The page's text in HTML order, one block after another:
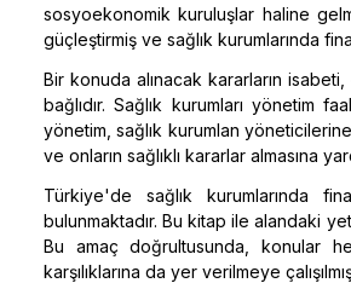
sosyoekonomik kuruluşlar haline
güçleştirmiş ve sağlık kurumlarında
Bir konuda alınacak kararların
bağlıdır. Sağlık kurumları yönetim
yönetim, sağlık kurumlan
ve onların sağlıklı kararlar almasına
Türkiye'de sağlık kurumlarında
bulunmaktadır. Bu kitap ile alandaki
Bu amaç doğrultusunda, konular
karşılıklarına da yer verilmeye